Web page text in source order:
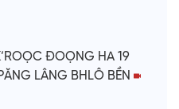
ĐOỌNG HA 19
LÂNG BHLÔ BỀN